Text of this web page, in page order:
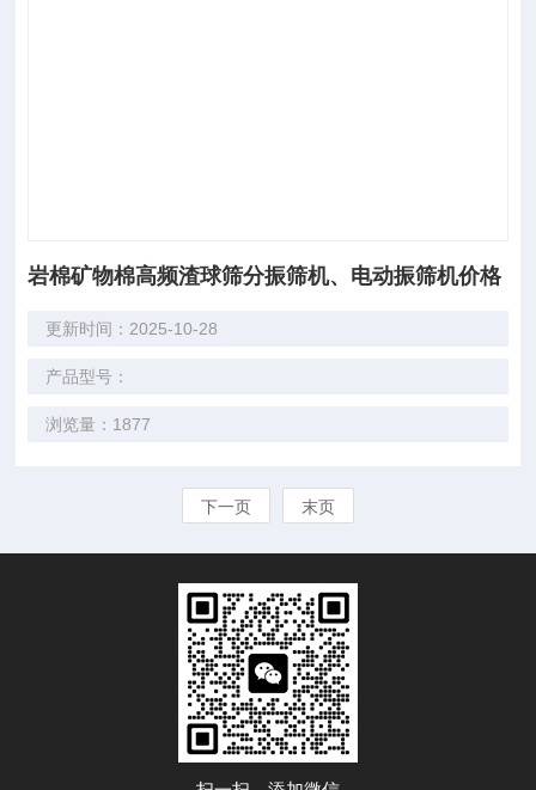
岩棉矿物棉高频渣球筛分振筛机、电动振筛机价格
更新时间：2025-10-28
产品型号：
浏览量：1877
下一页 末页